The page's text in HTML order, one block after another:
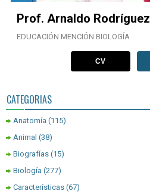
Prof. Arnaldo Rodríguez
EDUCACIÓN MENCIÓN BIOLOGÍA
CV
CATEGORIAS
Anatomía (115)
Animal (38)
Biografías (15)
Biología (277)
Características (67)